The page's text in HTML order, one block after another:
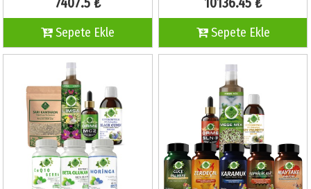
Sepete Ekle Sepete Ekle